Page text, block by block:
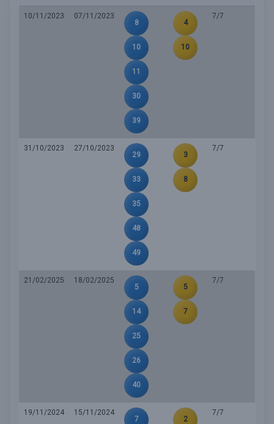
10/11/2023
07/11/2023
8
10
11
30
39
4
10
7/7
31/10/2023
27/10/2023
29
33
35
48
49
3
8
7/7
21/02/2025
18/02/2025
5
14
25
26
40
5
7
7/7
19/11/2024
15/11/2024
7
2
7/7